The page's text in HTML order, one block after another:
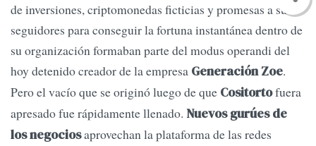
de inversiones, criptomonedas ficticias y promesas a sus
seguidores para conseguir la fortuna instantánea dentro de
su organización formaban parte del modus operandi del
hoy detenido creador de la empresa Generación Zoe.
Pero el vacío que se originó luego de que Cositortofuera
apresado fue rápidamente llenado. Nuevos gurúes de
los negociosaprovechan la plataforma de las redes